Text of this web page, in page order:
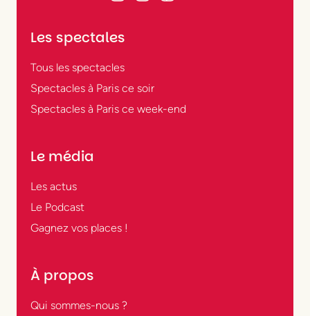
Les spectales
Tous les spectacles
Spectacles à Paris ce soir
Spectacles à Paris ce week-end
Le média
Les actus
Le Podcast
Gagnez vos places !
À propos
Qui sommes-nous ?